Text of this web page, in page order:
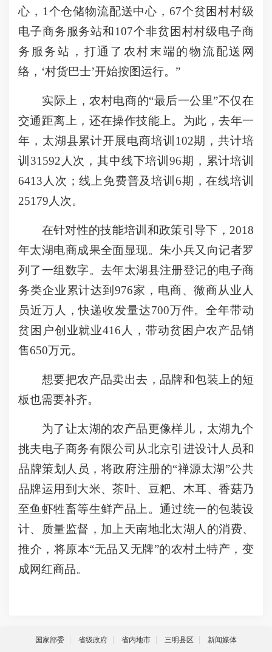
心，1个仓储物流配送中心，67个贫困村村级
电子商务服务站和107个非贫困村村级电子商
务服务站，打通了农村末端的物流配送网
络，‘村货巴士’开始按图运行。”
实际上，农村电商的“最后一公里”不仅在
交通距离上，还在操作技能上。为此，去年一
年，太湖县累计开展电商培训102期，共计培
训31592人次，其中线下培训96期，累计培训
6413人次；线上免费普及培训6期，在线培训
25179人次。
在针对性的技能培训和政策引导下，2018
年太湖电商成果全面显现。朱小兵又向记者罗
列了一组数字。去年太湖县注册登记的电子商
务类企业累计达到976家，电商、微商从业人
员近万人，快递收发量达700万件。全年带动
贫困户创业就业416人，带动贫困户农产品销
售650万元。
想要把农产品卖出去，品牌和包装上的短
板也需要补齐。
为了让太湖的农产品更像样儿，太湖九个
挑夫电子商务有限公司从北京引进设计人员和
品牌策划人员，将政府注册的“禅源太湖”公共
品牌运用到大米、茶叶、豆粑、木耳、香菇乃
至鱼虾牲畜等生鲜产品上。通过统一的包装设
计、质量监督，加上天南地北太湖人的消费、
推介，将原本“无品又无牌”的农村土特产，变
成网红商品。
国家部委 省级政府 省内地市 三明县区 新闻媒体